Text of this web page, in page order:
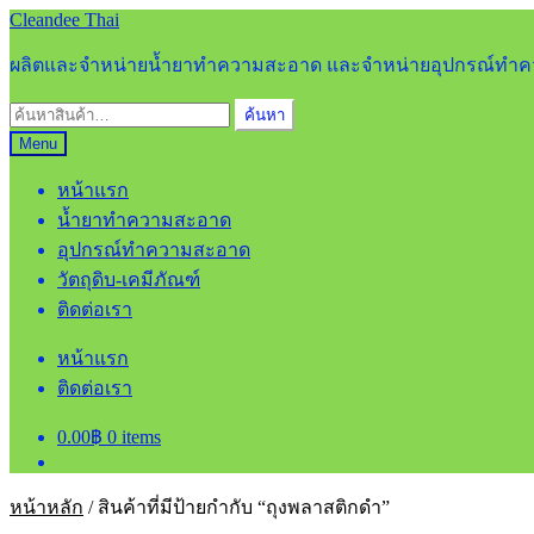
Skip
navigation
Skip
content
Cleandee Thai
ผลิตและจำหน่ายน้ำยาทำความสะอาด และจำหน่ายอุปกรณ์ทำ
ค้นหา:
ค้นหา
Menu
หน้าแรก
น้ำยาทำความสะอาด
อุปกรณ์ทำความสะอาด
วัตถุดิบ-เคมีภัณฑ์
ติดต่อเรา
หน้าแรก
ติดต่อเรา
0.00฿ 0 items
หน้าหลัก / สินค้าที่มีป้ายกำกับ “ถุงพลาสติกดำ”